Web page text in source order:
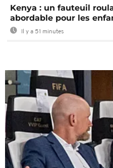
Kenya : un fauteuil
abordable pour les
Il y a 51 minutes